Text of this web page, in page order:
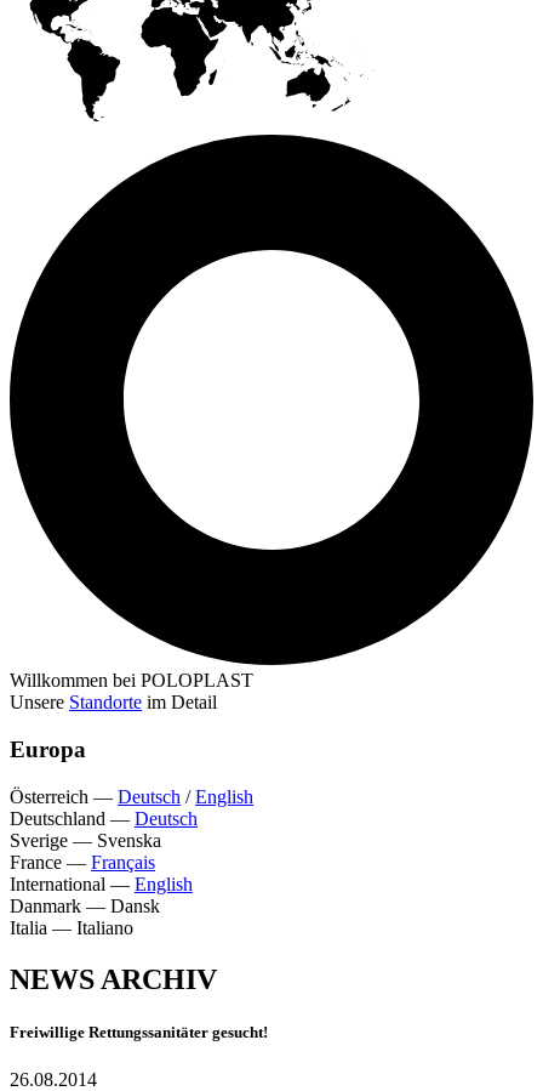
Willkommen bei POLOPLAST
Unsere Standorte im Detail
Europa
Österreich — Deutsch /English
Deutschland — Deutsch
Sverige — Svenska
France — Français
International — English
Danmark — Dansk
Italia — Italiano
NEWS ARCHIV
Freiwillige Rettungssanitäter gesucht!
26.08.2014